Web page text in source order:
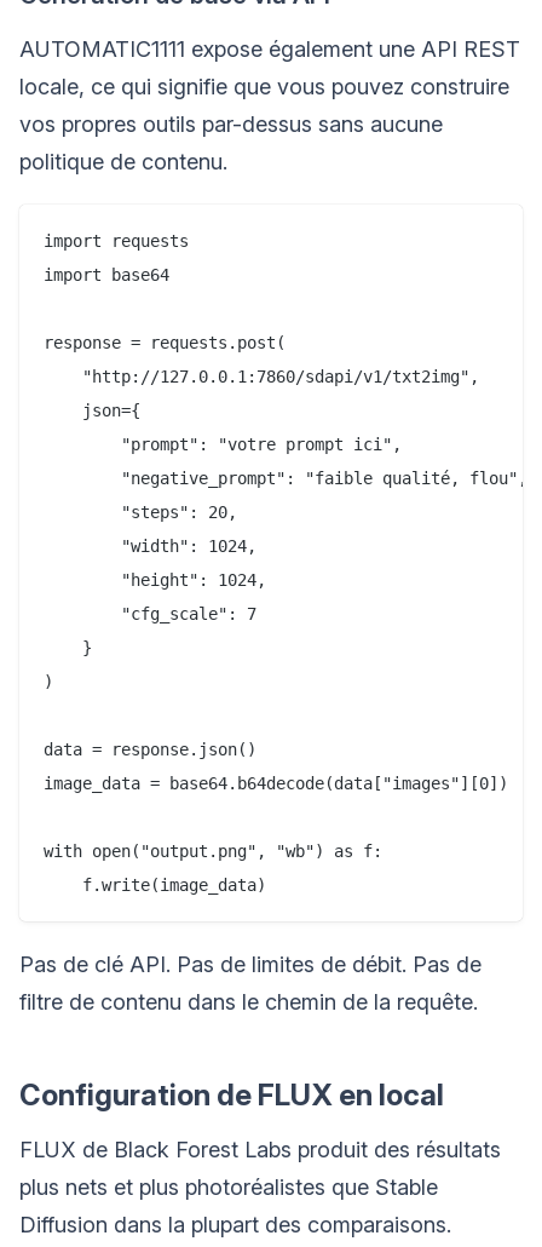
AUTOMATIC1111 expose également une API REST
locale, ce qui signifie que vous pouvez construire
vos propres outils par-dessus sans aucune
politique de contenu.
import requests
import base64
response = requests.post(
    "http://127.0.0.1:7860/sdapi/v1/txt2img",
    json={
        "prompt": "votre prompt ici",
        "negative_prompt": "faible qualité, flou",
        "steps": 20,
        "width": 1024,
        "height": 1024,
        "cfg_scale": 7
    }
)
data = response.json()
image_data = base64.b64decode(data["images"][0])
with open("output.png", "wb") as f:
Pas de clé API. Pas de limites de débit. Pas de
filtre de contenu dans le chemin de la requête.
Configuration de FLUX en local
FLUX de Black Forest Labs produit des résultats
plus nets et plus photoréalistes que Stable
Diffusion dans la plupart des comparaisons.